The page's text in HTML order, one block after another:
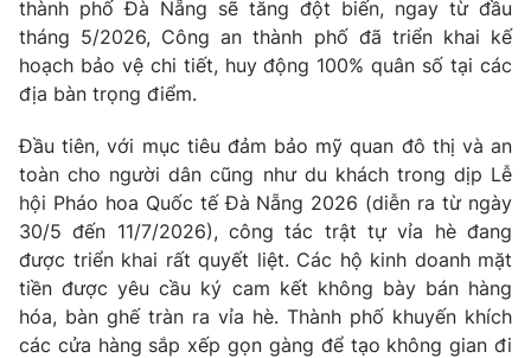
Photo Infographic
Video
VTV Money VTV Thể thao
VTV Sức khoẻ Bất động sản
Thị trường 24h Tấm lòng Việt
thành phố Đà Nẵng sẽ tăng đột biến, ngay từ đầu
tháng 5/2026, Công an thành phố đã triển khai kế
hoạch bảo vệ chi tiết, huy động 100% quân số tại các
địa bàn trọng điểm.
Đầu tiên, với mục tiêu đảm bảo mỹ quan đô thị và an
toàn cho người dân cũng như du khách trong dịp Lễ
hội Pháo hoa Quốc tế Đà Nẵng 2026 (diễn ra từ ngày
30/5 đến 11/7/2026), công tác trật tự vỉa hè đang
được triển khai rất quyết liệt. Các hộ kinh doanh mặt
tiền được yêu cầu ký cam kết không bày bán hàng
hóa, bàn ghế tràn ra vỉa hè. Thành phố khuyến khích
các cửa hàng sắp xếp gọn gàng để tạo không gian đi